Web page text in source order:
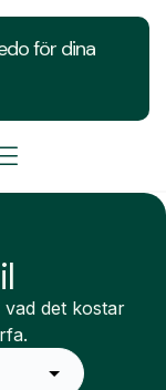
för dina
det kostar